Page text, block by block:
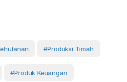
#produksi Timah
#produk Keuangan